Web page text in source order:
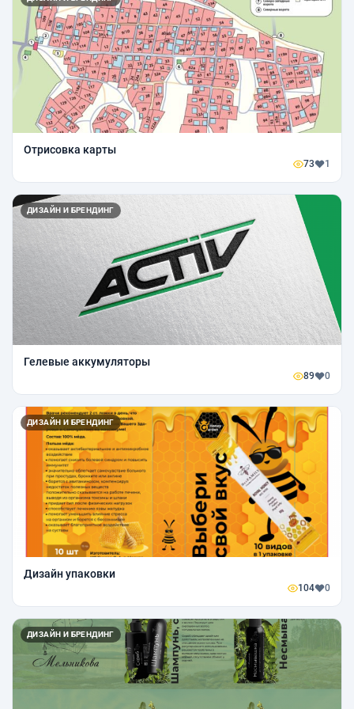
Отрисовка карты
73 1
ДИЗАЙН И БРЕНДИНГ
Гелевые аккумуляторы
89 0
ДИЗАЙН И БРЕНДИНГ
Дизайн упаковки
104 0
ДИЗАЙН И БРЕНДИНГ